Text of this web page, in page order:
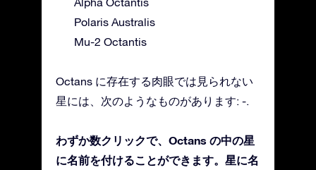
Polaris Australis
Mu-2 Octantis
Octans に存在する肉眼では見られない
星には、次のようなものがあります: -.
わずか数クリックで、Octans の中の星
に名前を付けることができます。星に名